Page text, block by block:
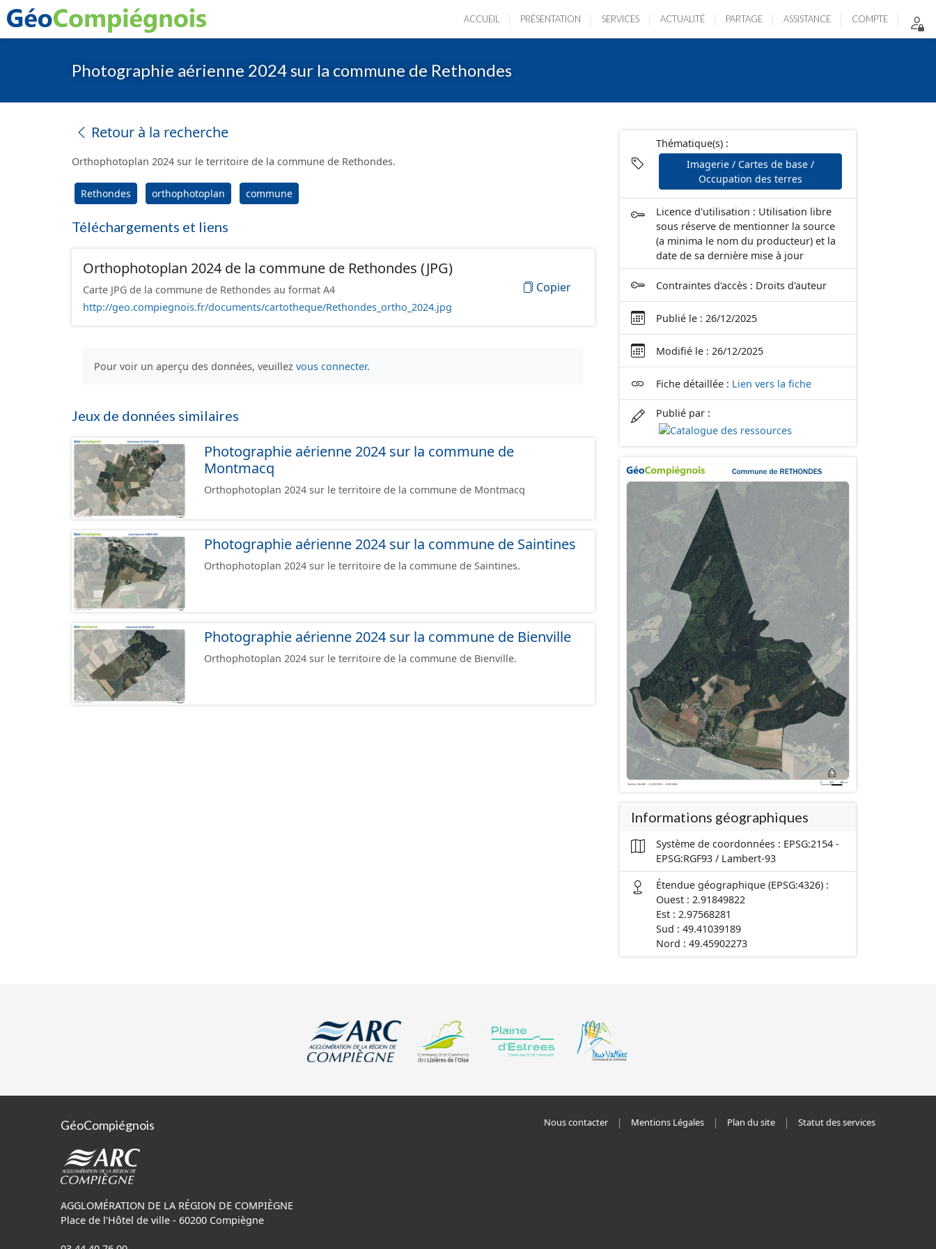
ACCUEIL PRÉSENTATION SERVICES ACTUALITÉ PARTAGE ASSISTANCE COMPTE
Photographie aérienne 2024 sur la commune de Rethondes
Retour à la recherche
Orthophotoplan 2024 sur le territoire de la commune de Rethondes.
Rethondes orthophotoplan commune
Téléchargements et liens
Orthophotoplan 2024 de la commune de Rethondes (JPG)
Carte JPG de la commune de Rethondes au format A4
http://geo.compiegnois.fr/documents/cartotheque/Rethondes_ortho_2024.jpg
Copier
Pour voir un aperçu des données, veuillez vous connecter.
Jeux de données similaires
Photographie aérienne 2024 sur la commune de
Montmacq
Orthophotoplan 2024 sur le territoire de la commune de Montmacq
Photographie aérienne 2024 sur la commune de Saintines
Orthophotoplan 2024 sur le territoire de la commune de Saintines.
Photographie aérienne 2024 sur la commune de Bienville
Orthophotoplan 2024 sur le territoire de la commune de Bienville.
Thématique(s) :
Imagerie / Cartes de base /
Occupation des terres
Licence d'utilisation : Utilisation libre
sous réserve de mentionner la source
(a minima le nom du producteur) et la
date de sa dernière mise à jour
Contraintes d'accès : Droits d'auteur
Publié le : 26/12/2025
Modifié le : 26/12/2025
Fiche détaillée : Lien vers la fiche
Publié par :
Informations géographiques
Système de coordonnées : EPSG:2154 -
EPSG:RGF93 / Lambert-93
Étendue géographique (EPSG:4326) :
Ouest : 2.91849822
Est : 2.97568281
Sud : 49.41039189
Nord : 49.45902273
GéoCompiégnois
AGGLOMÉRATION DE LA RÉGION DE COMPIÈGNE
Place de l'Hôtel de ville - 60200 Compiègne
Nous contacter Mentions Légales Plan du site Statut des services